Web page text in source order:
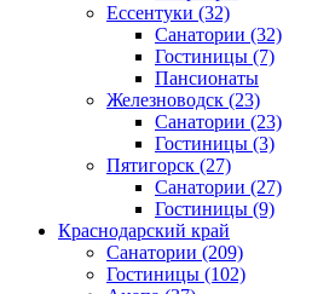
Ессентуки (32)
Санатории (32)
Гостиницы (7)
Пансионаты
Железноводск (23)
Санатории (23)
Гостиницы (3)
Пятигорск (27)
Санатории (27)
Гостиницы (9)
Краснодарский край
Санатории (209)
Гостиницы (102)